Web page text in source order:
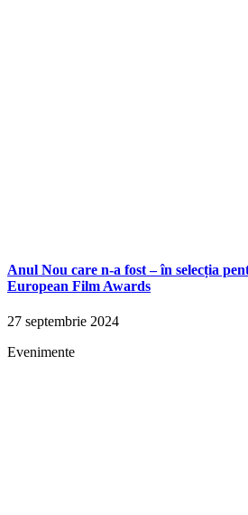
Anul Nou care n-a fost – în selecția
European Film Awards
27 septembrie 2024
Evenimente